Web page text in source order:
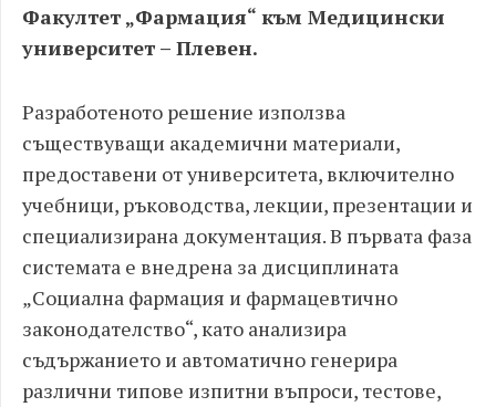
Факултет „Фармация“ към Медицински
университет – Плевен.
Разработеното решение използва
съществуващи академични материали,
предоставени от университета, включително
учебници, ръководства, лекции, презентации и
специализирана документация. В първата фаза
системата е внедрена за дисциплината
„Социална фармация и фармацевтично
законодателство“, като анализира
съдържанието и автоматично генерира
различни типове изпитни въпроси, тестове,